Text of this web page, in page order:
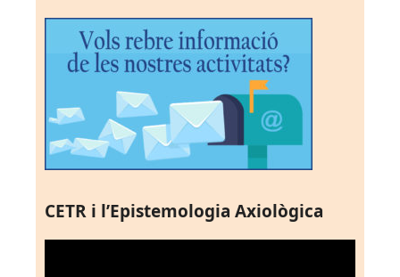
CETR i l’Epistemologia Axiològica